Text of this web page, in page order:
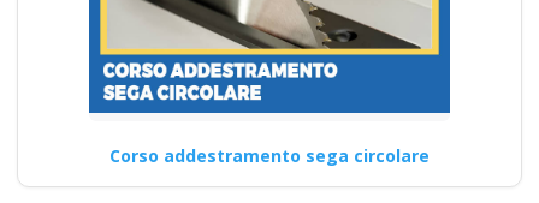
Corso addestramento sega circolare